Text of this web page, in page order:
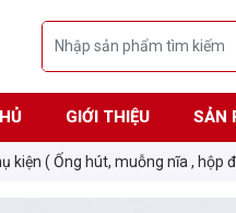
GIỚI THIỆU SẢN
kiện ( Ống hút, muỗng nĩa , hộp